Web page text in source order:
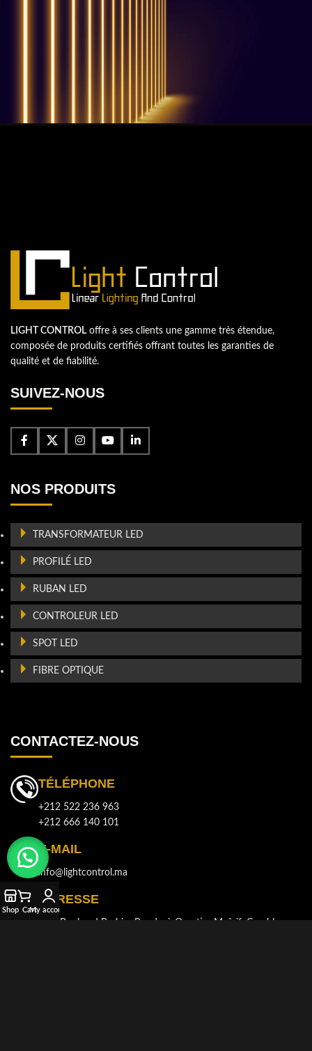
LIGHT CONTROL offre à ses clients une gamme très étendue,
composée de produits certifiés offrant toutes les garanties de
qualité et de fiabilité.
SUIVEZ-NOUS
NOS PRODUITS
TRANSFORMATEUR LED
PROFILÉ LED
RUBAN LED
CONTROLEUR LED
SPOT LED
FIBRE OPTIQUE
CONTACTEZ-NOUS
TÉLÉPHONE
+212 522 236 963
+212 666 140 101
E-MAIL
info@lightcontrol.ma
ADRESSE
143, Boulvard Brahim Roudani, Quartier Maârif, Casablanca
Shop CartMy account